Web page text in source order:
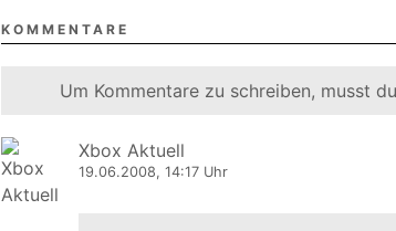
KOMMENTARE
Um Kommentare zu schreiben, musst
Xbox Aktuell
19.06.2008, 14:17 Uhr